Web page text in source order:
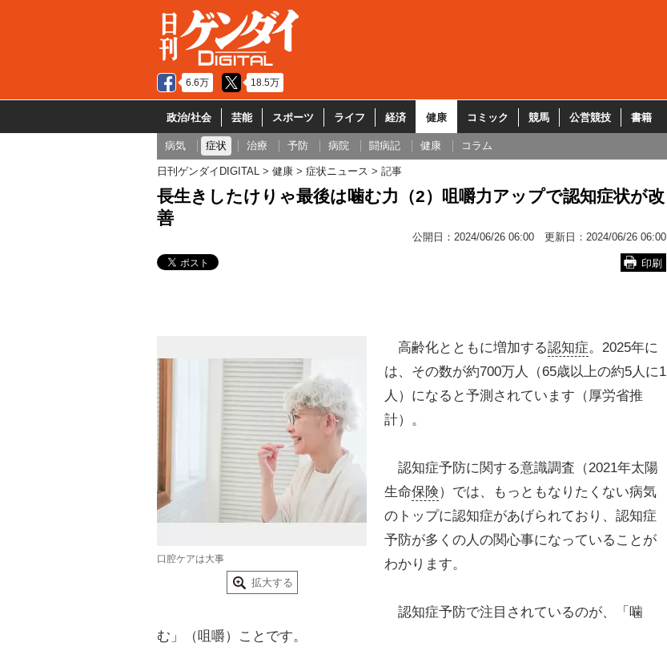
6.6万 18.5万
政治/社会 芸能 スポーツ ライフ 経済 健康 コミック 競馬 公営競技 書籍
病気 症状 治療 予防 病院 闘病記 健康 コラム
日刊ゲンダイDIGITAL 健康 症状ニュース 記事
長生きしたけりゃ最後は噛む力（2）咀嚼力アップで認知症状が改
善
公開日： 2024/06/26 06:00 更新日： 2024/06/26 06:00
印刷
口腔ケアは大事
拡大する
高齢化とともに増加する認知症。2025年に
は、その数が約700万人（65歳以上の約5人に1
人）になると予測されています（厚労省推
計）。
認知症予防に関する意識調査（2021年太陽
生命保険）では、もっともなりたくない病気
のトップに認知症があげられており、認知症
予防が多くの人の関心事になっていることが
わかります。
認知症予防で注目されているのが、「噛
む」（咀嚼）ことです。